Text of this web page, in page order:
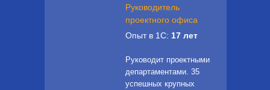
Руководитель
проектного офиса
Опыт в 1С: 17 лет
Руководит проектными
департаментами. 35
успешных крупных